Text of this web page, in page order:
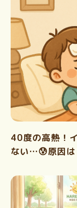
40度の高熱！
ない…😰原因は